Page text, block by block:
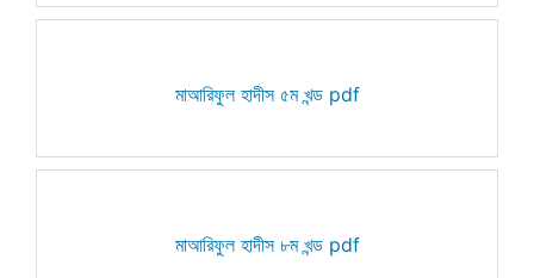
মাআরিফুল হাদীস ৫ম খন্ড pdf
মাআরিফুল হাদীস ৮ম খন্ড pdf